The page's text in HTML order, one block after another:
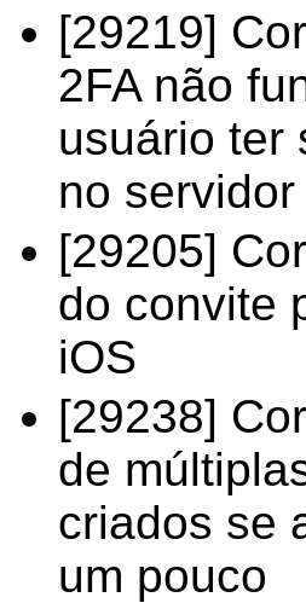
[29219]
2FA não
usuário ter
no servidor
[29205]
do convite
iOS
[29238]
de
criados se
um pouco